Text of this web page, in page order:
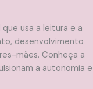
usa a leitura e a
desenvolvimento
mães. Conheça a
a autonomia e